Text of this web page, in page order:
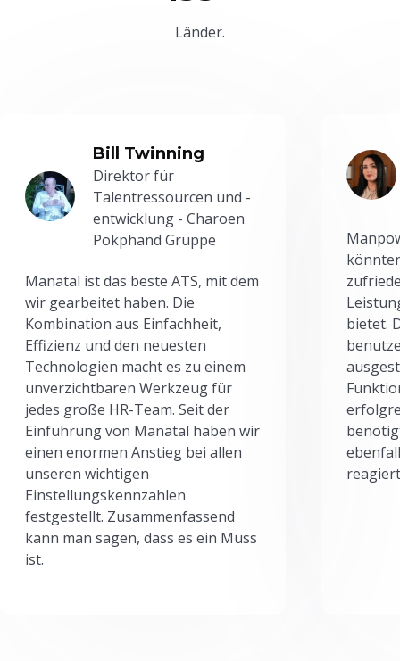
Länder.
Bill Twinning
Direktor für
Talentressourcen und -
entwicklung - Charoen
Pokphand Gruppe
Manatal ist das beste ATS, mit dem
wir gearbeitet haben. Die
Kombination aus Einfachheit,
Effizienz und den neuesten
Technologien macht es zu einem
unverzichtbaren Werkzeug für
jedes große HR-Team. Seit der
Einführung von Manatal haben wir
einen enormen Anstieg bei allen
unseren wichtigen
Einstellungskennzahlen
festgestellt. Zusammenfassend
kann man sagen, dass es ein Muss
ist.
bietet.